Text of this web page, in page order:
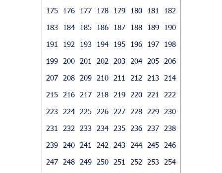
175
176 177 178 179 180 181
182
183
184 185 186 187 188 189
190
191
192 193 194 195 196 197
198
199
200 201 202 203 204 205
206
207
208 209 210 211 212 213
214
215
216 217 218 219 220 221
222
223
224 225 226 227 228 229
230
231
232 233 234 235 236 237
238
239
240 241 242 243 244 245
246
247
248 249 250 251 252 253
254